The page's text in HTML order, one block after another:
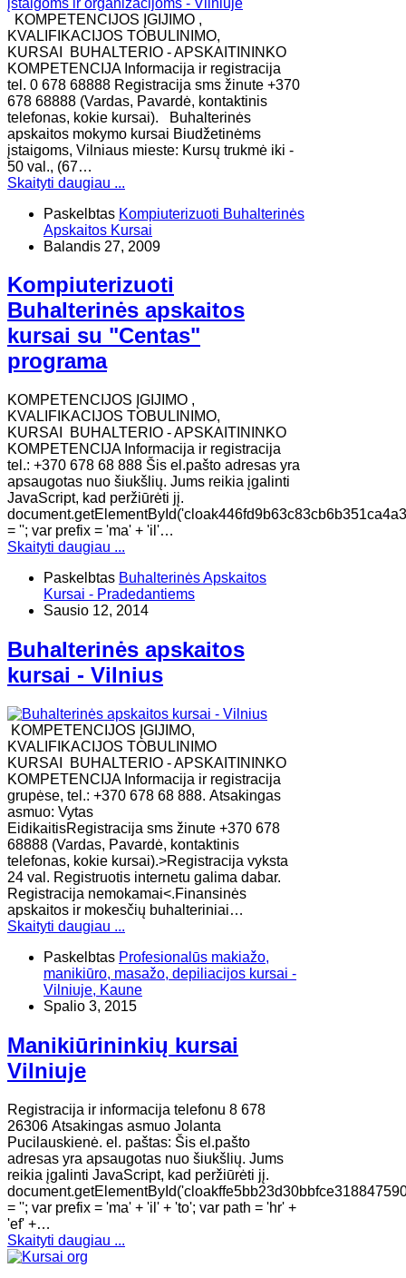
KOMPETENCIJOS ĮGIJIMO ,
KVALIFIKACIJOS TOBULINIMO,
KURSAI BUHALTERIO - APSKAITININKO
KOMPETENCIJA Informacija ir registracija
tel. 0 678 68888 Registracija sms žinute +370
678 68888 (Vardas, Pavardė, kontaktinis
telefonas, kokie kursai). Buhalterinės
apskaitos mokymo kursai Biudžetinėms
įstaigoms, Vilniaus mieste: Kursų trukmė iki -
50 val., (67…
Skaityti daugiau ...
Paskelbtas Kompiuterizuoti Buhalterinės
Apskaitos Kursai
Balandis 27, 2009
Kompiuterizuoti
Buhalterinės apskaitos
kursai su "Centas"
programa
KOMPETENCIJOS ĮGIJIMO ,
KVALIFIKACIJOS TOBULINIMO,
KURSAI BUHALTERIO - APSKAITININKO
KOMPETENCIJA Informacija ir registracija
tel.: +370 678 68 888 Šis el.pašto adresas yra
apsaugotas nuo šiukšlių. Jums reikia įgalinti
JavaScript, kad peržiūrėti jį.
= ''; var prefix = 'ma' + 'il'…
Skaityti daugiau ...
Paskelbtas Buhalterinės Apskaitos
Kursai - Pradedantiems
Sausio 12, 2014
Buhalterinės apskaitos
kursai - Vilnius
KOMPETENCIJOS ĮGIJIMO,
KVALIFIKACIJOS TOBULINIMO
KURSAI BUHALTERIO - APSKAITININKO
KOMPETENCIJA Informacija ir registracija
grupėse, tel.: +370 678 68 888. Atsakingas
asmuo: Vytas
EidikaitisRegistracija sms žinute +370 678
68888 (Vardas, Pavardė, kontaktinis
telefonas, kokie kursai).>Registracija vyksta
24 val. Registruotis internetu galima dabar.
Registracija nemokamai<.Finansinės
apskaitos ir mokesčių buhalteriniai…
Skaityti daugiau ...
Paskelbtas Profesionalūs makiažo,
manikiūro, masažo, depiliacijos kursai -
Vilniuje, Kaune
Spalio 3, 2015
Manikiūrininkių kursai
Vilniuje
Registracija ir informacija telefonu 8 678
26306 Atsakingas asmuo Jolanta
Pucilauskienė. el. paštas: Šis el.pašto
adresas yra apsaugotas nuo šiukšlių. Jums
reikia įgalinti JavaScript, kad peržiūrėti jį.
= ''; var prefix = 'ma' + 'il' + 'to'; var path = 'hr' +
'ef' +…
Skaityti daugiau ...